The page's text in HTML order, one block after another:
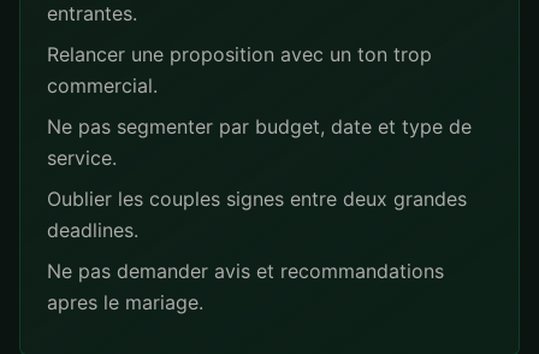
entrantes.
Relancer une proposition avec un ton trop
commercial.
Ne pas segmenter par budget, date et type de
service.
Oublier les couples signes entre deux grandes
deadlines.
Ne pas demander avis et recommandations
apres le mariage.